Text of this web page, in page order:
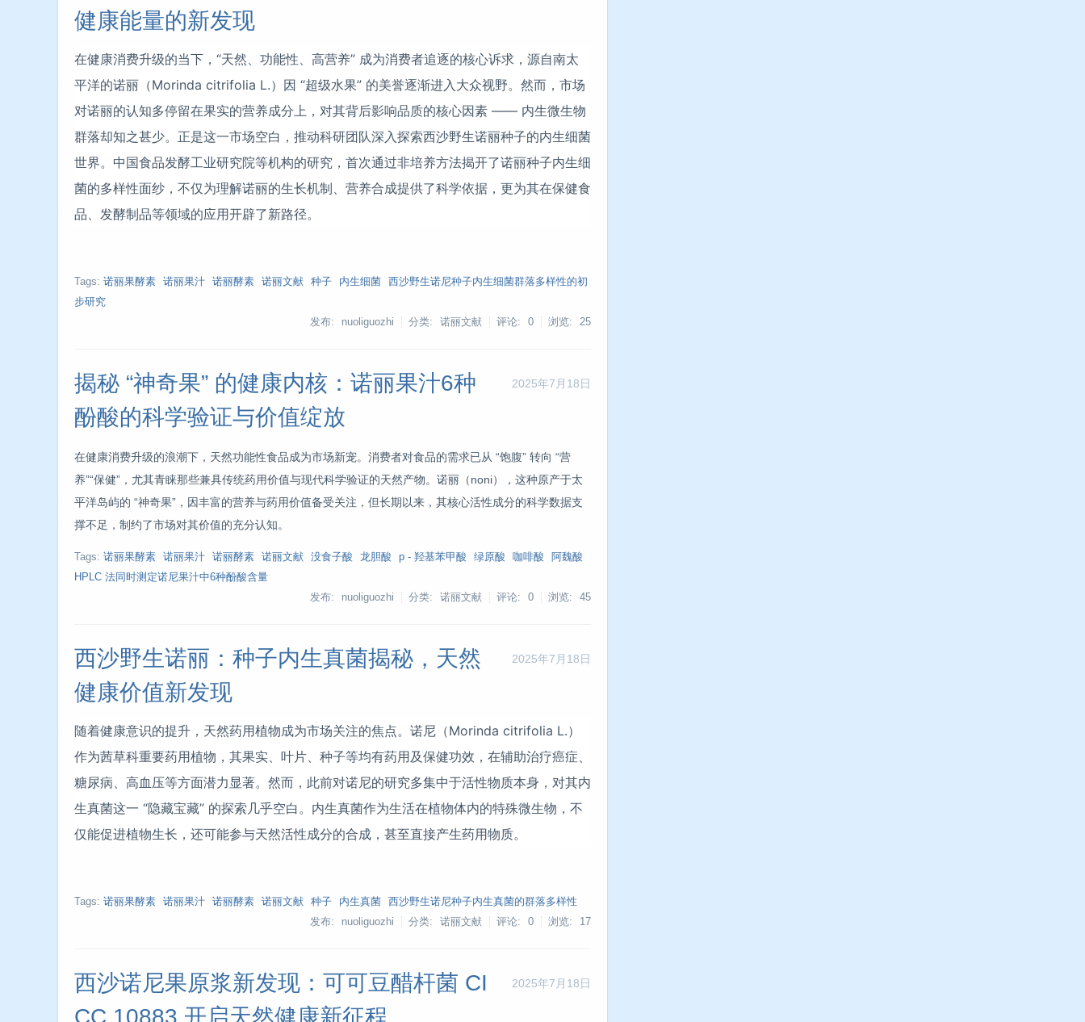
健康能量的新发现
在健康消费升级的当下，“天然、功能性、高营养” 成为消费者追逐的核心诉求，源自南太
平洋的诺丽（Morinda citrifolia L.）因 “超级水果” 的美誉逐渐进入大众视野。然而，市场
对诺丽的认知多停留在果实的营养成分上，对其背后影响品质的核心因素 —— 内生微生物
群落却知之甚少。正是这一市场空白，推动科研团队深入探索西沙野生诺丽种子的内生细菌
世界。中国食品发酵工业研究院等机构的研究，首次通过非培养方法揭开了诺丽种子内生细
菌的多样性面纱，不仅为理解诺丽的生长机制、营养合成提供了科学依据，更为其在保健食
品、发酵制品等领域的应用开辟了新路径。
Tags: 诺丽果酵素 诺丽果汁 诺丽酵素 诺丽文献 种子 内生细菌
西沙野生诺尼种子内生细菌群落多样性的初
步研究
发布: nuoliguozhi
分类: 诺丽文献 评论: 0 浏览: 25
2025年7月18日
揭秘 “神奇果” 的健康内核：诺丽果汁6种
酚酸的科学验证与价值绽放
在健康消费升级的浪潮下，天然功能性食品成为市场新宠。消费者对食品的需求已从 “饱腹” 转向 “营
养”“保健”，尤其青睐那些兼具传统药用价值与现代科学验证的天然产物。诺丽（noni），这种原产于太
平洋岛屿的 “神奇果”，因丰富的营养与药用价值备受关注，但长期以来，其核心活性成分的科学数据支
撑不足，制约了市场对其价值的充分认知。
Tags: 诺丽果酵素 诺丽果汁 诺丽酵素 诺丽文献 没食子酸 龙胆酸 p - 羟基苯甲酸 绿原酸 咖啡酸
阿魏酸
HPLC 法同时测定诺尼果汁中6种酚酸含量
发布: nuoliguozhi
分类: 诺丽文献 评论: 0 浏览: 45
2025年7月18日
西沙野生诺丽：种子内生真菌揭秘，天然
健康价值新发现
随着健康意识的提升，天然药用植物成为市场关注的焦点。诺尼（Morinda citrifolia L.）
作为茜草科重要药用植物，其果实、叶片、种子等均有药用及保健功效，在辅助治疗癌症、
糖尿病、高血压等方面潜力显著。然而，此前对诺尼的研究多集中于活性物质本身，对其内
生真菌这一 “隐藏宝藏” 的探索几乎空白。内生真菌作为生活在植物体内的特殊微生物，不
仅能促进植物生长，还可能参与天然活性成分的合成，甚至直接产生药用物质。
Tags: 诺丽果酵素 诺丽果汁 诺丽酵素 诺丽文献 种子 内生真菌
西沙野生诺尼种子内生真菌的群落多样性
发布: nuoliguozhi
分类: 诺丽文献 评论: 0 浏览: 17
2025年7月18日
西沙诺尼果原浆新发现：可可豆醋杆菌 CI
CC 10883 开启天然健康新征程